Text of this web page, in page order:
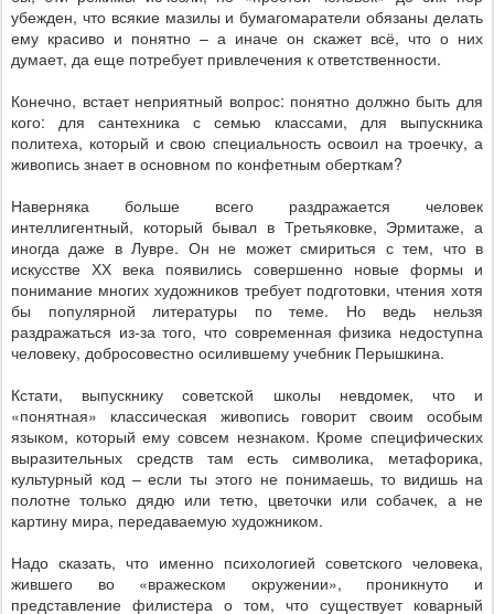
убежден, что всякие мазилы и бумагомаратели обязаны делать
ему красиво и понятно – а иначе он скажет всё, что о них
думает, да еще потребует привлечения к ответственности.
Конечно, встает неприятный вопрос: понятно должно быть для
кого: для сантехника с семью классами, для выпускника
политеха, который и свою специальность освоил на троечку, а
живопись знает в основном по конфетным оберткам?
Наверняка больше всего раздражается человек
интеллигентный, который бывал в Третьяковке, Эрмитаже, а
иногда даже в Лувре. Он не может смириться с тем, что в
искусстве ХХ века появились совершенно новые формы и
понимание многих художников требует подготовки, чтения хотя
бы популярной литературы по теме. Но ведь нельзя
раздражаться из-за того, что современная физика недоступна
человеку, добросовестно осилившему учебник Перышкина.
Кстати, выпускнику советской школы невдомек, что и
«понятная» классическая живопись говорит своим особым
языком, который ему совсем незнаком. Кроме специфических
выразительных средств там есть символика, метафорика,
культурный код – если ты этого не понимаешь, то видишь на
полотне только дядю или тетю, цветочки или собачек, а не
картину мира, передаваемую художником.
Надо сказать, что именно психологией советского человека,
жившего во «вражеском окружении», проникнуто и
представление филистера о том, что существует коварный